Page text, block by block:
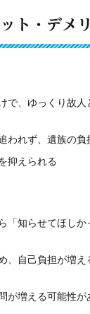
ト・デメ
で、ゆっくり故人
われず、遺族の負
抑えられる
「知らせてほしか
、自己負担が増え
が増える可能性が